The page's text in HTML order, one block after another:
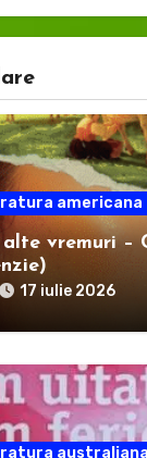
americana
vremuri –
17 iulie 2026
australiana